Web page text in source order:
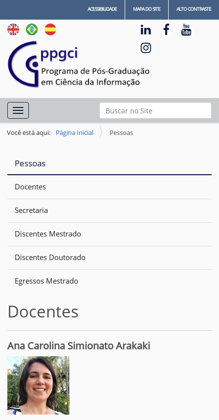
ACESSIBILIDADE MAPA DO SITE ALTO CONTRASTE
Busca
Busca Avançada…
Toggle navigation
Você está aqui: Página Inicial Pessoas
Pessoas
Docentes
Secretaria
Discentes Mestrado
Discentes Doutorado
Egressos Mestrado
Docentes
Ana Carolina Simionato Arakaki